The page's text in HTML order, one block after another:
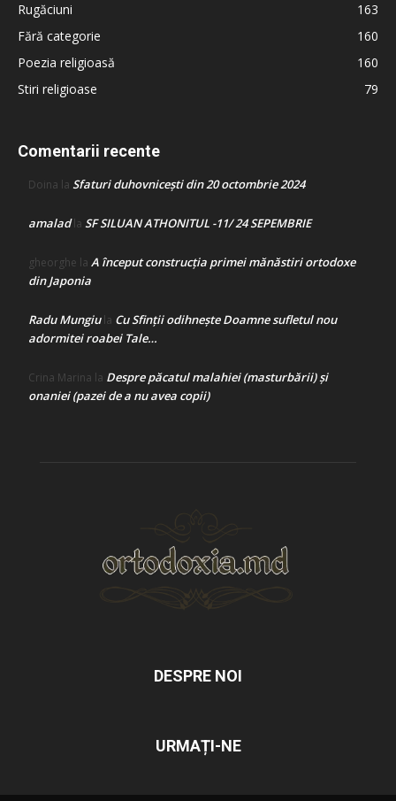
Rugăciuni
163
Fără categorie
160
Poezia religioasă
160
Stiri religioase
79
Comentarii recente
Doina la Sfaturi duhovnicești din 20 octombrie 2024
amaladla SF SILUAN ATHONITUL -11/ 24 SEPEMBRIE
gheorghe la A început construcţia primei mănăstiri ortodoxe
din Japonia
Radu Mungiula Cu Sfinții odihnește Doamne sufletul nou
adormitei roabei Tale…
Crina Marina la Despre păcatul malahiei (masturbării) şi
onaniei (pazei de a nu avea copii)
DESPRE NOI
URMAȚI-NE